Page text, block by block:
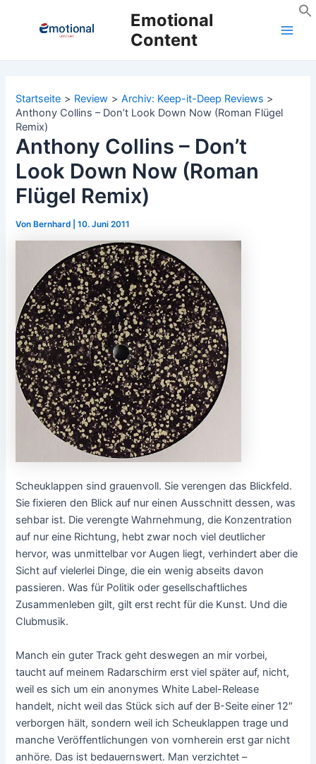
Emotional
Content
Startseite Review
Archiv: Keep-it-Deep Reviews
Anthony Collins – Don’t Look Down Now (Roman Flügel
Remix)
Anthony Collins – Don’t
Look Down Now (Roman
Flügel Remix)
Von Bernhard |10. Juni 2011
Scheuklappen sind grauenvoll. Sie verengen das Blickfeld.
Sie fixieren den Blick auf nur einen Ausschnitt dessen, was
sehbar ist. Die verengte Wahrnehmung, die Konzentration
auf nur eine Richtung, hebt zwar noch viel deutlicher
hervor, was unmittelbar vor Augen liegt, verhindert aber die
Sicht auf vielerlei Dinge, die ein wenig abseits davon
passieren. Was für Politik oder gesellschaftliches
Zusammenleben gilt, gilt erst recht für die Kunst. Und die
Clubmusik.
Manch ein guter Track geht deswegen an mir vorbei,
taucht auf meinem Radarschirm erst viel später auf, nicht,
weil es sich um ein anonymes White Label-Release
handelt, nicht weil das Stück sich auf der B-Seite einer 12″
verborgen hält, sondern weil ich Scheuklappen trage und
manche Veröffentlichungen von vornherein erst gar nicht
anhöre. Das ist bedauernswert. Man verzichtet –